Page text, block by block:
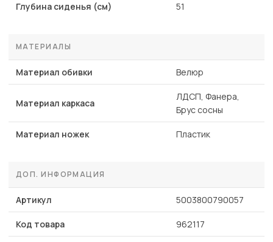
Глубина сиденья (см) 51
МАТЕРИАЛЫ
Материал обивки Велюр
Материал каркаса
ЛДСП, Фанера,
Брус сосны
Материал ножек Пластик
ДОП. ИНФОРМАЦИЯ
Артикул 5003800790057
Код товара 962117